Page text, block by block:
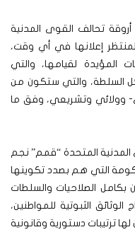
تحالف القوى المدنية
إعلانها في أي وقت،
المؤيدة لقيامها، والتي
السلطة، والتي ستكون من
وولائي وتشريعي، وفق ما
المتحدة “قمم” نجم
التي هم بصدد تكوينها
الصلاحيات والسلطات
الثبوتية للمواطنين،
ترتيبات دستورية وقانونية